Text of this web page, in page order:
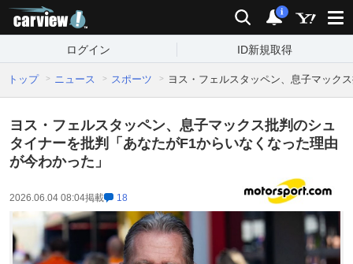
検索 通知
i
ログイン ID新規取得
トップ ニュース スポーツ ヨス・フェルスタッペン、息子マック
ヨス・フェルスタッペン、息子マックス批判のシュ
タイナーを批判「あなたがF1からいなくなった理由
が今わかった」
2026.06.04 08:04掲載 18